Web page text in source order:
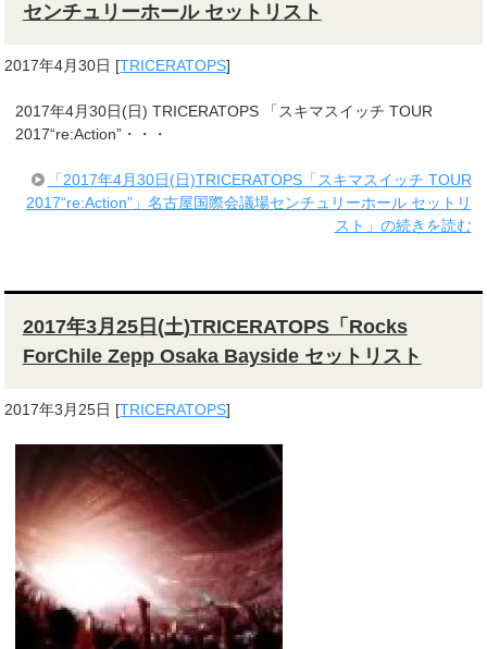
センチュリーホール セットリスト
2017年4月30日 [TRICERATOPS]
2017年4月30日(日) TRICERATOPS 「スキマスイッチ TOUR
2017“re:Action”・・・
「2017年4月30日(日)TRICERATOPS「スキマスイッチ TOUR
2017“re:Action”」名古屋国際会議場センチュリーホール セットリ
スト」の続きを読む
2017年3月25日(土)TRICERATOPS「Rocks
ForChile Zepp Osaka Bayside セットリスト
2017年3月25日 [TRICERATOPS]